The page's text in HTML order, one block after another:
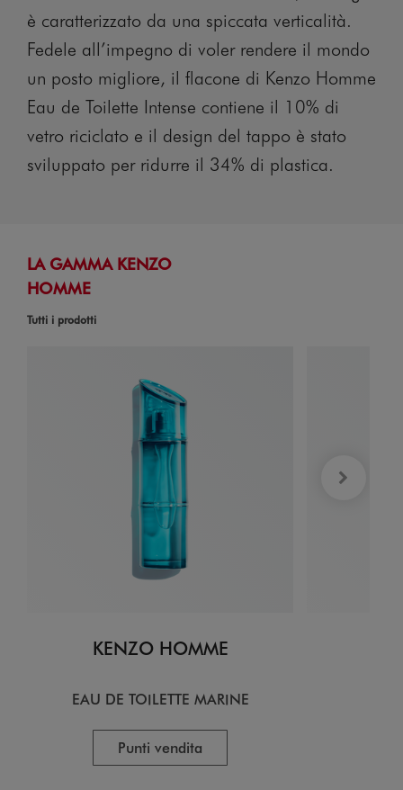
è caratterizzato da una spiccata verticalità.
Fedele all’impegno di voler rendere il mondo
un posto migliore, il flacone di Kenzo Homme
Eau de Toilette Intense contiene il 10% di
vetro riciclato e il design del tappo è stato
sviluppato per ridurre il 34% di plastica.
LA GAMMA KENZO
HOMME
Tutti i prodotti
KENZO HOMME
EAU DE TOILETTE MARINE
Punti vendita